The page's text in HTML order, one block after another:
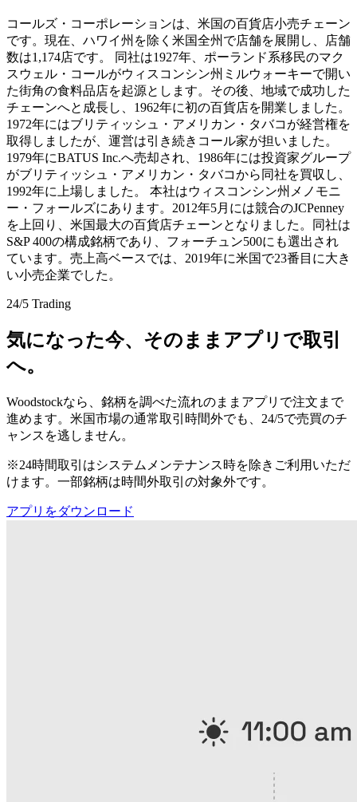
コールズ・コーポレーションは、米国の百貨店小売チェーン
です。現在、ハワイ州を除く米国全州で店舗を展開し、店舗
数は1,174店です。 同社は1927年、ポーランド系移民のマク
スウェル・コールがウィスコンシン州ミルウォーキーで開い
た街角の食料品店を起源とします。その後、地域で成功した
チェーンへと成長し、1962年に初の百貨店を開業しました。
1972年にはブリティッシュ・アメリカン・タバコが経営権を
取得しましたが、運営は引き続きコール家が担いました。
1979年にBATUS Inc.へ売却され、1986年には投資家グループ
がブリティッシュ・アメリカン・タバコから同社を買収し、
1992年に上場しました。 本社はウィスコンシン州メノモニ
ー・フォールズにあります。2012年5月には競合のJCPenney
を上回り、米国最大の百貨店チェーンとなりました。同社は
S&P 400の構成銘柄であり、フォーチュン500にも選出され
ています。売上高ベースでは、2019年に米国で23番目に大き
い小売企業でした。
24/5 Trading
気になった今、そのままアプリで取引
へ。
Woodstockなら、銘柄を調べた流れのままアプリで注文まで
進めます。米国市場の通常取引時間外でも、24/5で売買のチ
ャンスを逃しません。
※24時間取引はシステムメンテナンス時を除きご利用いただ
けます。一部銘柄は時間外取引の対象外です。
アプリをダウンロード